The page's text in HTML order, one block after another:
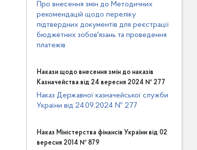
Про внесення змін до Методичних
рекомендацій щодо переліку
підтвердних документів для реєстрації
бюджетних зобов'язань та проведення
платежів
Накази щодо внесення змін до наказів
Казначейства від 24 вересня 2024 № 277
Наказ Державної казначейської служби
України від 24.09.2024 № 277
Наказ Міністерства фінансів України від 02
вересня 2014 № 879